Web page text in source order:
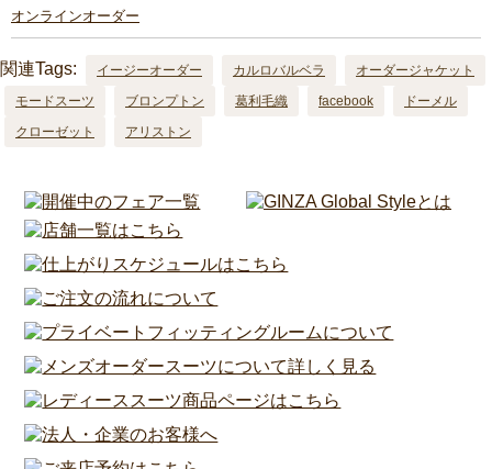
オンラインオーダー
関連Tags: イージーオーダー カルロバルベラ
オーダージャケット
モードスーツ
ブロンプトン 葛利毛織 facebook
ドーメル
クローゼット
アリストン